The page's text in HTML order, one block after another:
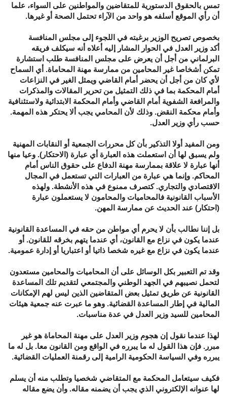
تمس بالحقوق الدستورية للمتقاضين والمواطنين على السواء، علما
أن رأي الموقع أسلفه هو واحد من الآراء تحتمل الصحة أو غيرها.
بخصوص تصريح الوزير برغبته في اللجوء إلى مجلس المنافسة
أكد وزير العدل في الحوار المشار إليه أعلاه أنه سيكلف فريقه
البرلماني من أجل أن يعرض على مجلس المنافسة طلب استشارة
تمكن أشخاصا غير المحامين من ممارسة مهنة المحاماة. أي السماح
لأي كان من أجل أن يحضر أمام القاضي ويمثل الغير في النزاعات
أمام المحكمة بما في ذلك التمثيل من تحرير المقالات والمذكرات
والمرافعة الشفوية أمام القاضي وأمام المحكمة الابتدائية ولاستئنافية
وأمام محكمة النقض. وذلك لأن المحامي يجب ألا يحتكر هذه المهمة.
حسب رأي وزير العدل.
ومن المفيد أولا التذكير بأن كل محررات الجمعية أو النقابات المهنية
ولم يسبق لها أن استعملت هذه العبارة أي عبارة (الاحتكار). وعيا منها
أنها عبارة لا علاقة بممارسة مهنة الدفاع على حقوق الناس أمام
المحاكم. وإنما هي عبارة من العبارات التي تستعمل في المجال
الاقتصادي والتجاري. كتصرف ممنوع في هذه الأنشطة. ولهذه
الأسباب القانونية فالمحاميات والمحامون لا يستعملون عبارة
(احتكار) عند الحديث عن ممارسة المهن.
بل إننا نطالب بأن لا يحرم أي مواطن من حقه في المساعدة القانونية
عندما يكون في نزاع مع القانون، أي عندما يتهم بخرقه للقانون. أو
عندما يكون في نزاع مع غيره شخصا ذاتيا أو اعتباريا أو إدارة عمومية.
وقد تم التعبير بكل الوسائل على أن المحاميات والمحامين مستعدون
لتحمل نصيبهم في الجهد الوطني والمجتمعي لتقديم تلك المساعدة
القانونية عن طريق تمثيل بعض المتقاضين الذين ليس لهم الإمكانات
المالية في إطار المساعدة القضائية. وهو ما عبرت عنه جمعية هيئات
المحامين للسيد وزير العدل في عدة مناسبات.
لهذا عندما نقول إن هجوم وزير العدل على مهنة المحاماة هو غير
مبرر. فإن هذا القول له ما يبرره في الواقع ومن القانون معا. بل له ما
يبرره وفي السياسة الحكومية الرامية إلى رقمنة العمليات القضائية.
فكيف سيتعامل المحكمة مع المتقاضي شخصيا وتطلب منه أن يسلم
لها عنوانه الإلكتروني الذي يجب أن يضمنه مقاله. وأن يضع مقاله